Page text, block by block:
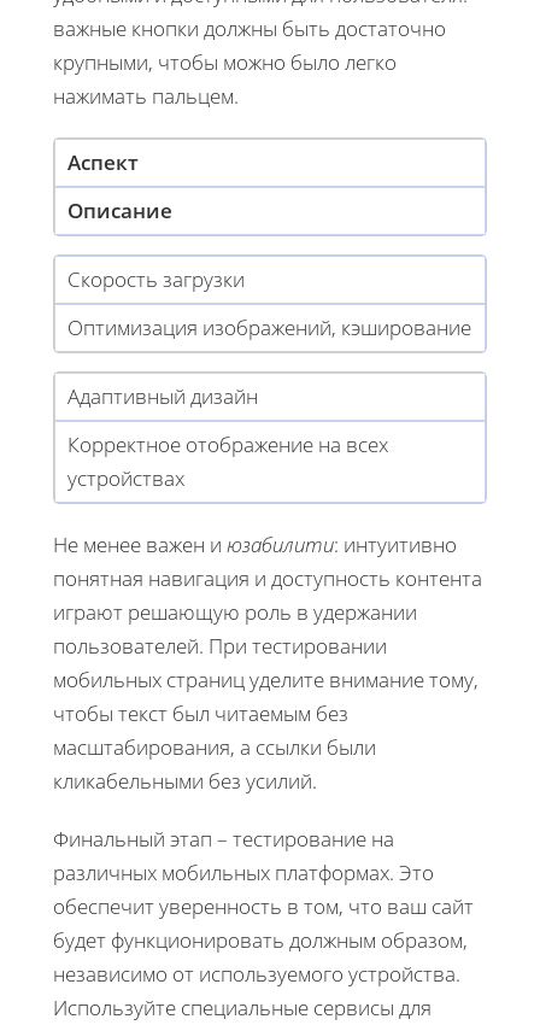
важные кнопки должны быть достаточно
крупными, чтобы можно было легко
нажимать пальцем.
Аспект
Описание
Скорость загрузки
Оптимизация изображений, кэширование
Адаптивный дизайн
Корректное отображение на всех
устройствах
Не менее важен и юзабилити: интуитивно
понятная навигация и доступность контента
играют решающую роль в удержании
пользователей. При тестировании
мобильных страниц уделите внимание тому,
чтобы текст был читаемым без
масштабирования, а ссылки были
кликабельными без усилий.
Финальный этап – тестирование на
различных мобильных платформах. Это
обеспечит уверенность в том, что ваш сайт
будет функционировать должным образом,
независимо от используемого устройства.
Используйте специальные сервисы для